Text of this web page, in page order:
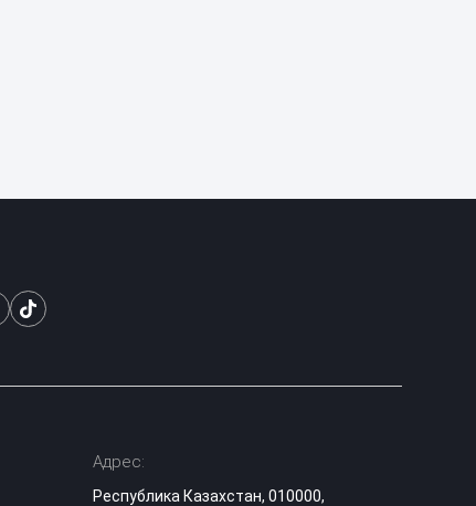
Адрес:
Республика Казахстан, 010000,